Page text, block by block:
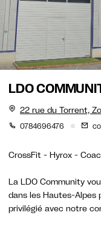
22 rue du Torrent,
0784696476
CrossFit - Hyrox -
La LDO Community
dans les Hautes-Alpes
privilégié avec notre